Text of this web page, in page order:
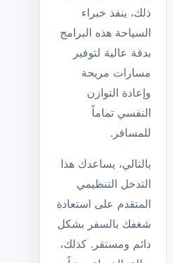
ذلك، ينفذ خبراء
السياحة هذه البرامج
بدقة عالية لتوفير
مسارات مريحة
وإعادة التوازن
النفسي تماماً
للمسافر.
بالتالي، يساعدك هذا
التدخل التنظيمي
المتقدم على استعادة
شغفك بالسفر بشكل
دائم ومستقر. كذلك،